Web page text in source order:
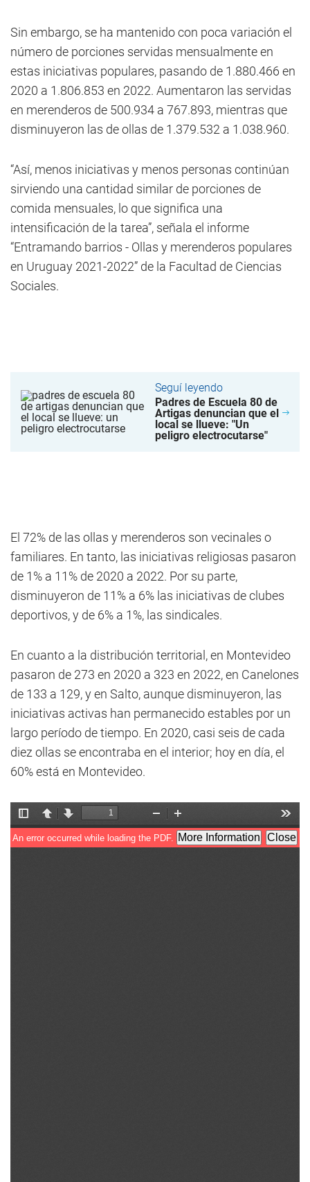
Sin embargo, se ha mantenido con poca variación el
número de porciones servidas mensualmente en
estas iniciativas populares, pasando de 1.880.466 en
2020 a 1.806.853 en 2022. Aumentaron las servidas
en merenderos de 500.934 a 767.893, mientras que
disminuyeron las de ollas de 1.379.532 a 1.038.960.
“Así, menos iniciativas y menos personas continúan
sirviendo una cantidad similar de porciones de
comida mensuales, lo que significa una
intensificación de la tarea”, señala el informe
“Entramando barrios - Ollas y merenderos populares
en Uruguay 2021-2022” de la Facultad de Ciencias
Sociales.
Seguí leyendo
Padres de Escuela 80 de
Artigas denuncian que el
local se llueve: "Un
peligro electrocutarse"
El 72% de las ollas y merenderos son vecinales o
familiares. En tanto, las iniciativas religiosas pasaron
de 1% a 11% de 2020 a 2022. Por su parte,
disminuyeron de 11% a 6% las iniciativas de clubes
deportivos, y de 6% a 1%, las sindicales.
En cuanto a la distribución territorial, en Montevideo
pasaron de 273 en 2020 a 323 en 2022, en Canelones
de 133 a 129, y en Salto, aunque disminuyeron, las
iniciativas activas han permanecido estables por un
largo período de tiempo. En 2020, casi seis de cada
diez ollas se encontraba en el interior; hoy en día, el
60% está en Montevideo.